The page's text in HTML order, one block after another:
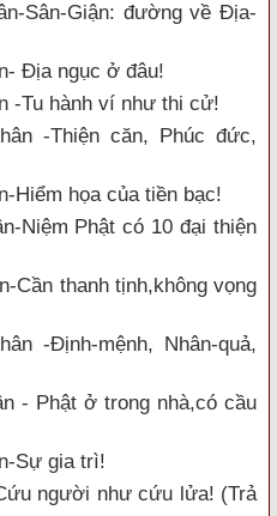
Sân-Giận: đường về Địa-
Địa ngục ở đâu!
-Tu hành ví như thi cử!
-Thiện căn, Phúc đức,
Hiểm họa của tiền bạc!
Niệm Phật có 10 đại thiện
Cần thanh tịnh,không vọng
-Định-mệnh, Nhân-quả,
- Phật ở trong nhà,có cầu
Sự gia trì!
người như cứu lửa! (Trả